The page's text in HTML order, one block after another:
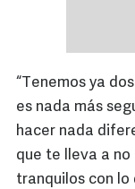
“Tenemos ya
es nada más
hacer nada
que te lleva a
tranquilos con lo